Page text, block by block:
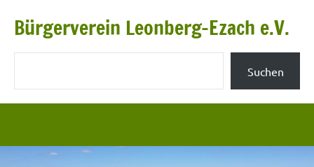
InhaltBürgerverein Leonberg-Ezach e.V.
Suchen